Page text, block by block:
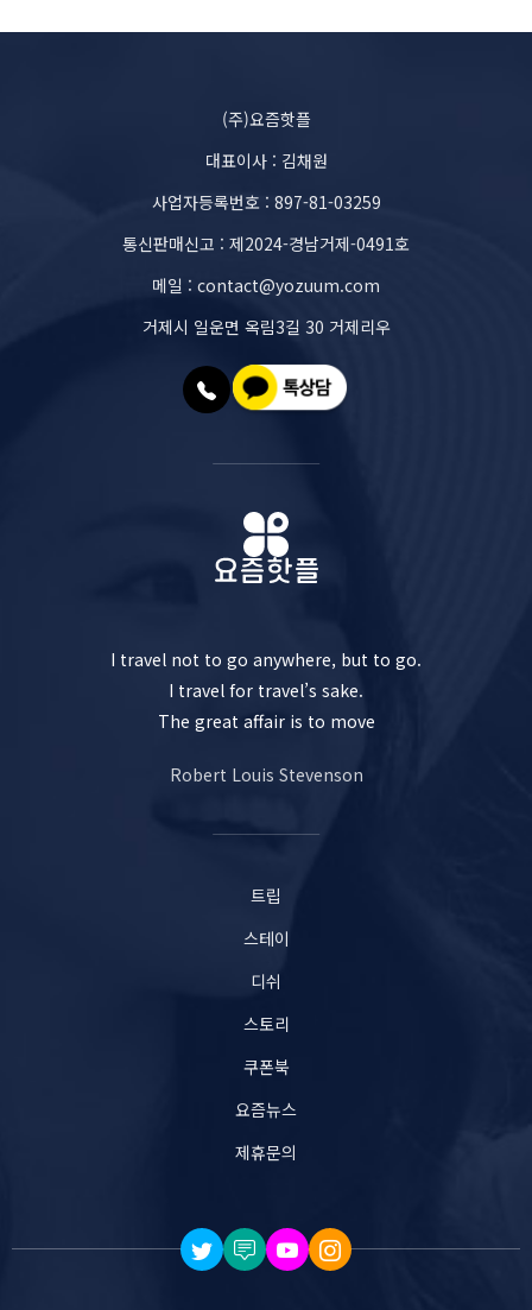
(주)요즘핫플
대표이사 : 김채원
사업자등록번호 : 897-81-03259
통신판매신고 : 제2024-경남거제-0491호
메일 : contact@yozuum.com
거제시 일운면 옥림3길 30 거제리우
I travel not to go anywhere, but to go.
I travel for travel’s sake.
The great affair is to move
Robert Louis Stevenson
트립
스테이
디쉬
스토리
쿠폰북
요즘뉴스
제휴문의